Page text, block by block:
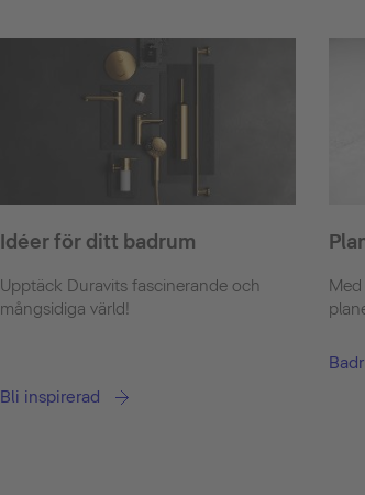
Idéer för ditt badrum
Upptäck Duravits fascinerande och
mångsidiga värld!
Bli inspirerad